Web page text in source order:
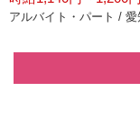
アルバイト・パート / 愛